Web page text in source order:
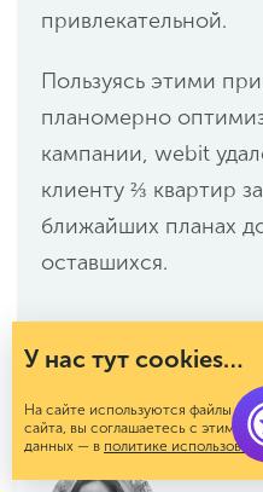
привлекательной.
Пользуясь этими
планомерно
кампании, webit
клиенту ⅔ квартир
ближайших планах
оставшихся.
Елена
У нас тут cookies…
На сайте используются файлы
сайта, вы соглашаетесь с этим.
данных — в политике